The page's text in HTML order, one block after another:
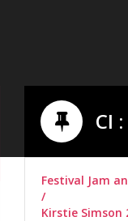
CI
Festival Jam
/
Kirstie Simson